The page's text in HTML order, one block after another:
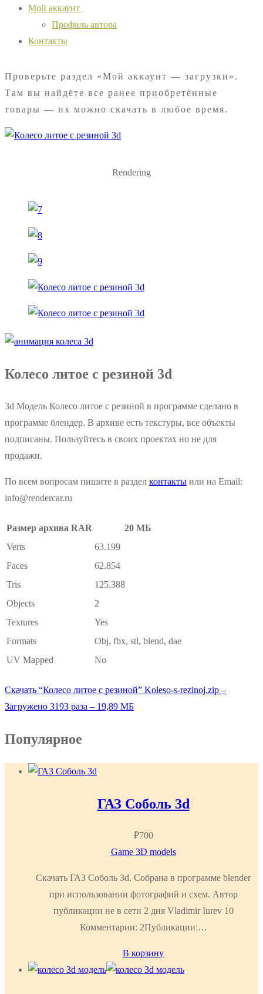
Мой аккаунт
Профиль автора
Контакты
Проверьте раздел «Мой аккаунт — загрузки».
Там вы найдёте все ранее приобретённые
товары — их можно скачать в любое время.
Rendering
Колесо литое с резиной 3d
3d Модель Колесо литое с резиной в программе сделано в
программе блендер. В архиве есть текстуры, все объекты
подписаны. Пользуйтесь в своих проектах но не для
продажи.
По всем вопросам пишите в раздел контакты или на Email:
info@rendercar.ru
Размер архива RAR
20 МБ
Verts
63.199
Faces
62.854
Tris
125.388
Objects
2
Textures
Yes
Formats
Obj, fbx, stl, blend, dae
UV Mapped
No
Скачать “Колесо литое с резиной” Koleso-s-rezinoj.zip –
Загружено 3193 раза – 19,89 МБ
Популярное
ГАЗ Соболь 3d
₽700
Game 3D models
Скачать ГАЗ Соболь 3d. Собрана в программе blender
при использовании фотографий и схем. Автор
публикации не в сети 2 дня Vladimir Iurev 10
Комментарии: 2Публикации:…
В корзину